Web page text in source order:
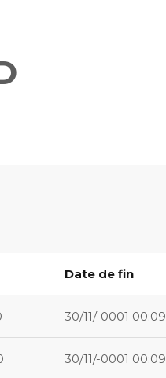
Date de fin
30/11/-0001 00:09
30/11/-0001 00:09